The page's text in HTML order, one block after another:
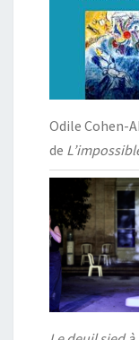
Odile Cohen-
de